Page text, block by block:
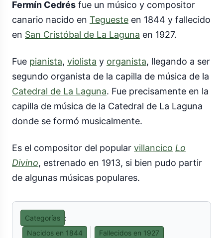
Fermín Cedrés fue un músico y compositor
canario nacido en Tegueste en 1844 y fallecido
en San Cristóbal de La Laguna en 1927.
Fue pianista, violista y organista, llegando a ser
segundo organista de la capilla de música de la
Catedral de La Laguna. Fue precisamente en la
capilla de música de la Catedral de La Laguna
donde se formó musicalmente.
Es el compositor del popular villancico Lo
Divino, estrenado en 1913, si bien pudo partir
de algunas músicas populares.
Categorías :
Nacidos en 1844
Fallecidos en 1927